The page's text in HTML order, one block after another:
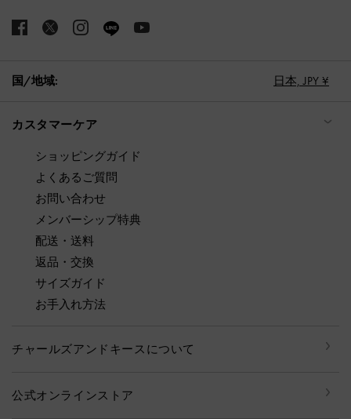
国/地域: 日本, JPY ¥
カスタマーケア
ショッピングガイド
よくあるご質問
お問い合わせ
メンバーシップ特典
配送・送料
返品・交換
サイズガイド
お手入れ方法
チャールズアンドキースについて
公式オンラインストア